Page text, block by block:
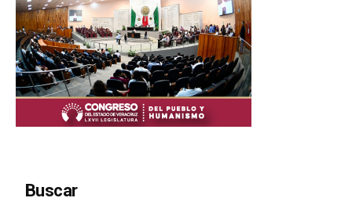
Buscar